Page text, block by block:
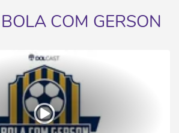
BOLA COM GERSON